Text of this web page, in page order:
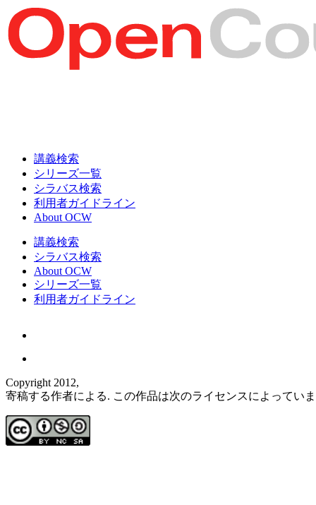
講義検索
シリーズ一覧
シラバス検索
利用者ガイドライン
About OCW
講義検索
シラバス検索
About OCW
シリーズ一覧
利用者ガイドライン
Copyright 2012,
寄稿する作者による. この作品は次のライセンスによってい